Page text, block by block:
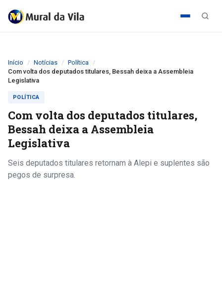
Início Notícias
Política
Com volta dos deputados titulares, Bessah deixa a Assembleia
Legislativa
POLÍTICA
Com volta dos deputados titulares,
Bessah deixa a Assembleia
Legislativa
Seis deputados titulares retornam à Alepi e suplentes são
pegos de surpresa.